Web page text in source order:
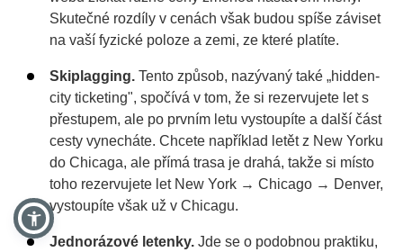
Skutečné rozdíly v cenách však budou spíše záviset
na vaší fyzické poloze a zemi, ze které platíte.
Skiplagging. Tento způsob, nazývaný také „hidden-
city ticketing", spočívá v tom, že si rezervujete let s
přestupem, ale po prvním letu vystoupíte a další část
cesty vynecháte. Chcete například letět z New Yorku
do Chicaga, ale přímá trasa je drahá, takže si místo
toho rezervujete let New York → Chicago → Denver,
vystoupíte však už v Chicagu.
Jednorázové letenky. Jde se o podobnou praktiku,